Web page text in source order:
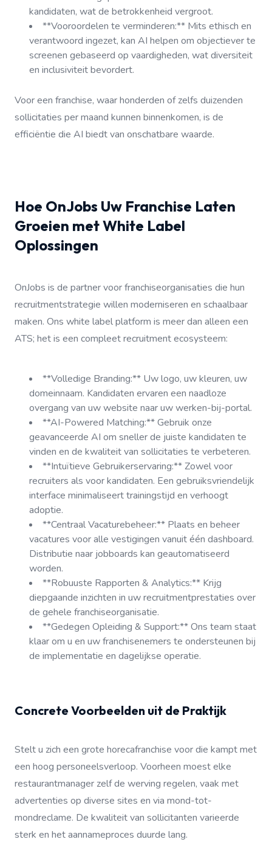
kandidaten, wat de betrokkenheid vergroot.
**Vooroordelen te verminderen:** Mits ethisch en
verantwoord ingezet, kan AI helpen om objectiever te
screenen gebaseerd op vaardigheden, wat diversiteit
en inclusiviteit bevordert.
Voor een franchise, waar honderden of zelfs duizenden
sollicitaties per maand kunnen binnenkomen, is de
efficiëntie die AI biedt van onschatbare waarde.
Hoe OnJobs Uw Franchise Laten
Groeien met White Label
Oplossingen
OnJobs is de partner voor franchiseorganisaties die hun
recruitmentstrategie willen moderniseren en schaalbaar
maken. Ons white label platform is meer dan alleen een
ATS; het is een compleet recruitment ecosysteem:
**Volledige Branding:** Uw logo, uw kleuren, uw
domeinnaam. Kandidaten ervaren een naadloze
overgang van uw website naar uw werken-bij-portal.
**AI-Powered Matching:** Gebruik onze
geavanceerde AI om sneller de juiste kandidaten te
vinden en de kwaliteit van sollicitaties te verbeteren.
**Intuïtieve Gebruikerservaring:** Zowel voor
recruiters als voor kandidaten. Een gebruiksvriendelijk
interface minimaliseert trainingstijd en verhoogt
adoptie.
**Centraal Vacaturebeheer:** Plaats en beheer
vacatures voor alle vestigingen vanuit één dashboard.
Distributie naar jobboards kan geautomatiseerd
worden.
**Robuuste Rapporten & Analytics:** Krijg
diepgaande inzichten in uw recruitmentprestaties over
de gehele franchiseorganisatie.
**Gedegen Opleiding & Support:** Ons team staat
klaar om u en uw franchisenemers te ondersteunen bij
de implementatie en dagelijkse operatie.
Concrete Voorbeelden uit de Praktijk
Stelt u zich een grote horecafranchise voor die kampt met
een hoog personeelsverloop. Voorheen moest elke
restaurantmanager zelf de werving regelen, vaak met
advertenties op diverse sites en via mond-tot-
mondreclame. De kwaliteit van sollicitanten varieerde
sterk en het aannameproces duurde lang.